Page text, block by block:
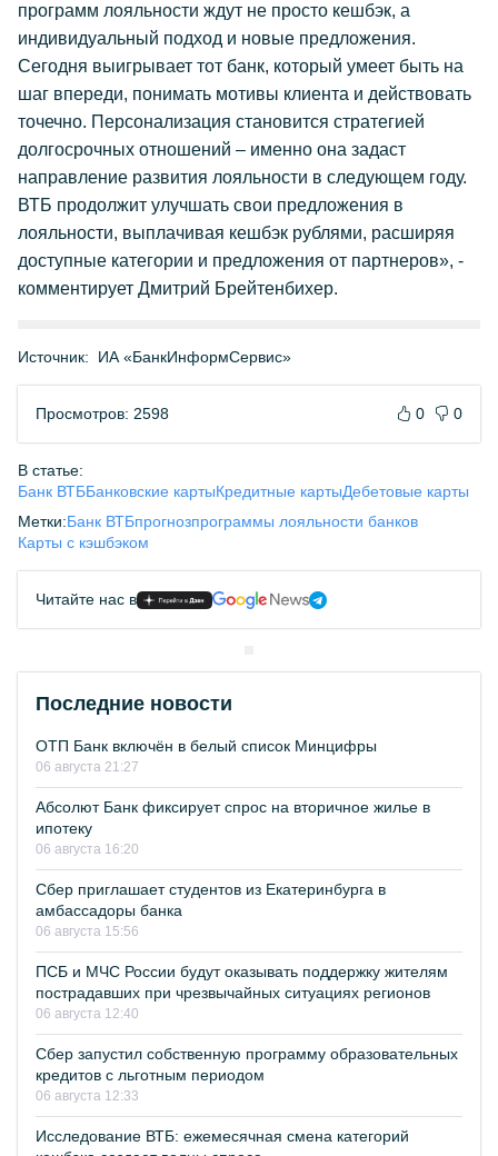
программ лояльности ждут не просто кешбэк, а
индивидуальный подход и новые предложения.
Сегодня выигрывает тот банк, который умеет быть на
шаг впереди, понимать мотивы клиента и действовать
точечно. Персонализация становится стратегией
долгосрочных отношений – именно она задаст
направление развития лояльности в следующем году.
ВТБ продолжит улучшать свои предложения в
лояльности, выплачивая кешбэк рублями, расширяя
доступные категории и предложения от партнеров», -
комментирует Дмитрий Брейтенбихер.
Источник: ИА «БанкИнформСервис»
Просмотров: 2598 0 0
В статье:
Банк ВТББанковские картыКредитные картыДебетовые карты
Метки:Банк ВТБпрогнозпрограммы лояльности банков
Карты с кэшбэком
Читайте нас в
Последние новости
ОТП Банк включён в белый список Минцифры
06 августа 21:27
Абсолют Банк фиксирует спрос на вторичное жилье в
ипотеку
06 августа 16:20
Сбер приглашает студентов из Екатеринбурга в
амбассадоры банка
06 августа 15:56
ПСБ и МЧС России будут оказывать поддержку жителям
пострадавших при чрезвычайных ситуациях регионов
06 августа 12:40
Сбер запустил собственную программу образовательных
кредитов с льготным периодом
06 августа 12:33
Исследование ВТБ: ежемесячная смена категорий